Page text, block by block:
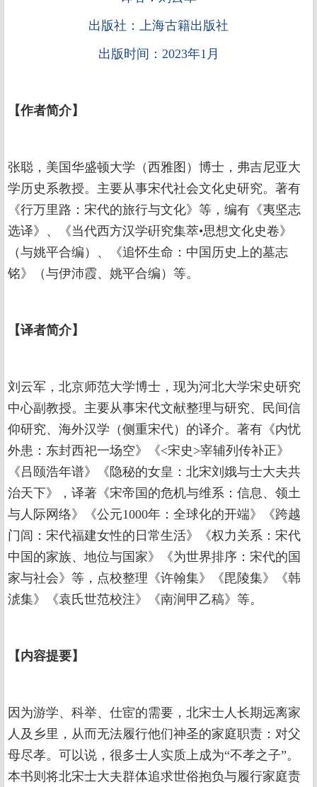
出版社：上海古籍出版社
出版时间：2023年1月
【作者简介】
张聪，美国华盛顿大学（西雅图）博士，弗吉尼亚大
学历史系教授。主要从事宋代社会文化史研究。著有
《行万里路：宋代的旅行与文化》等，编有《夷坚志
选译》、《当代西方汉学硏究集萃•思想文化史卷》
（与姚平合编）、《追怀生命：中国历史上的墓志
铭》（与伊沛霞、姚平合编）等。
【译者简介】
刘云军，北京师范大学博士，现为河北大学宋史研究
中心副教授。主要从事宋代文献整理与研究、民间信
仰研究、海外汉学（侧重宋代）的译介。著有《内忧
外患：东封西祀一场空》《<宋史>宰辅列传补正》
《吕颐浩年谱》《隐秘的女皇：北宋刘娥与士大夫共
治天下》，译著《宋帝国的危机与维系：信息、领土
与人际网络》《公元1000年：全球化的开端》《跨越
门闾：宋代福建女性的日常生活》《权力关系：宋代
中国的家族、地位与国家》《为世界排序：宋代的国
家与社会》等，点校整理《许翰集》《毘陵集》《韩
淲集》《袁氏世范校注》《南涧甲乙稿》等。
【内容提要】
因为游学、科举、仕宦的需要，北宋士人长期远离家
人及乡里，从而无法履行他们神圣的家庭职责：对父
母尽孝。可以说，很多士人实质上成为“不孝之子”。
本书则将北宋士大夫群体追求世俗抱负与履行家庭责